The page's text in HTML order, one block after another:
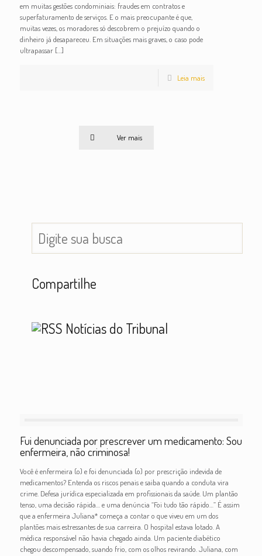
em muitas gestões condominiais: fraudes em contratos e
superfaturamento de serviços. E o mais preocupante é que,
muitas vezes, os moradores só descobrem o prejuízo quando o
dinheiro já desapareceu. Em situações mais graves, o caso pode
ultrapassar[…]
Leia mais
Ver mais
Compartilhe
Notícias do Tribunal
Fui denunciada por prescrever um medicamento: Sou
enfermeira, não criminosa!
Você é enfermeira (o) e foi denunciada (o) por prescrição indevida de
medicamentos? Entenda os riscos penais e saiba quando a conduta vira
crime. Defesa jurídica especializada em profissionais da saúde. Um plantão
tenso, uma decisão rápida… e uma denúncia “Foi tudo tão rápido…” É assim
que a enfermeira Juliana* começa a contar o que viveu em um dos
plantões mais estressantes de sua carreira. O hospital estava lotado. A
médica responsável não havia chegado ainda. Um paciente diabético
chegou descompensado, suando frio, com os olhos revirando. Juliana, com